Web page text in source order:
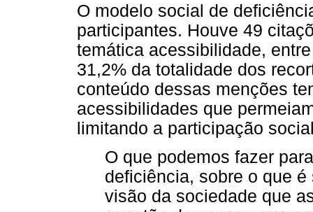
O modelo social de
participantes. Houve 49
temática acessibilidade,
31,2% da totalidade dos
conteúdo dessas menções
acessibilidades que
limitando a participação
O que podemos fazer
deficiência, sobre o que
visão da sociedade que